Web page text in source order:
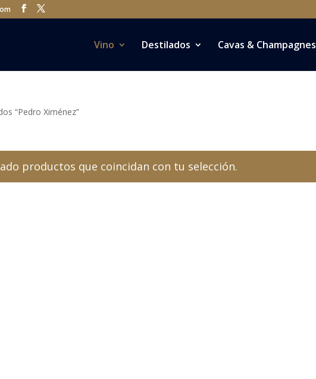
Vino Destilados Cavas & Champagnes
“Pedro Ximénez”
productos que coincidan con tu selección.